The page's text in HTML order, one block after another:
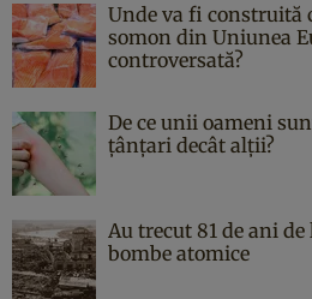
Unde va fi construită
somon din Uniunea
controversată?
De ce unii oameni
țânțari decât alții?
Au trecut 81 de ani
bombe atomice